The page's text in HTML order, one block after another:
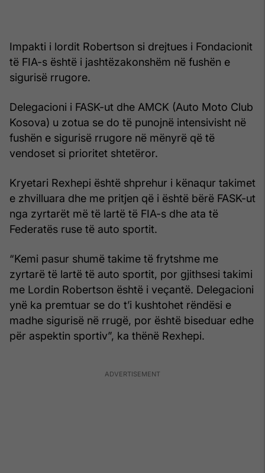
Impakti i lordit Robertson si drejtues i Fondacionit
të FIA-s është i jashtëzakonshëm në fushën e
sigurisë rrugore.
Delegacioni i FASK-ut dhe AMCK (Auto Moto Club
Kosova) u zotua se do të punojnë intensivisht në
fushën e sigurisë rrugore në mënyrë që të
vendoset si prioritet shtetëror.
Kryetari Rexhepi është shprehur i kënaqur takimet
e zhvilluara dhe me pritjen që i është bërë FASK-ut
nga zyrtarët më të lartë të FIA-s dhe ata të
Federatës ruse të auto sportit.
“Kemi pasur shumë takime të frytshme me
zyrtarë të lartë të auto sportit, por gjithsesi takimi
me Lordin Robertson është i veçantë. Delegacioni
ynë ka premtuar se do t’i kushtohet rëndësi e
madhe sigurisë në rrugë, por është biseduar edhe
për aspektin sportiv”, ka thënë Rexhepi.